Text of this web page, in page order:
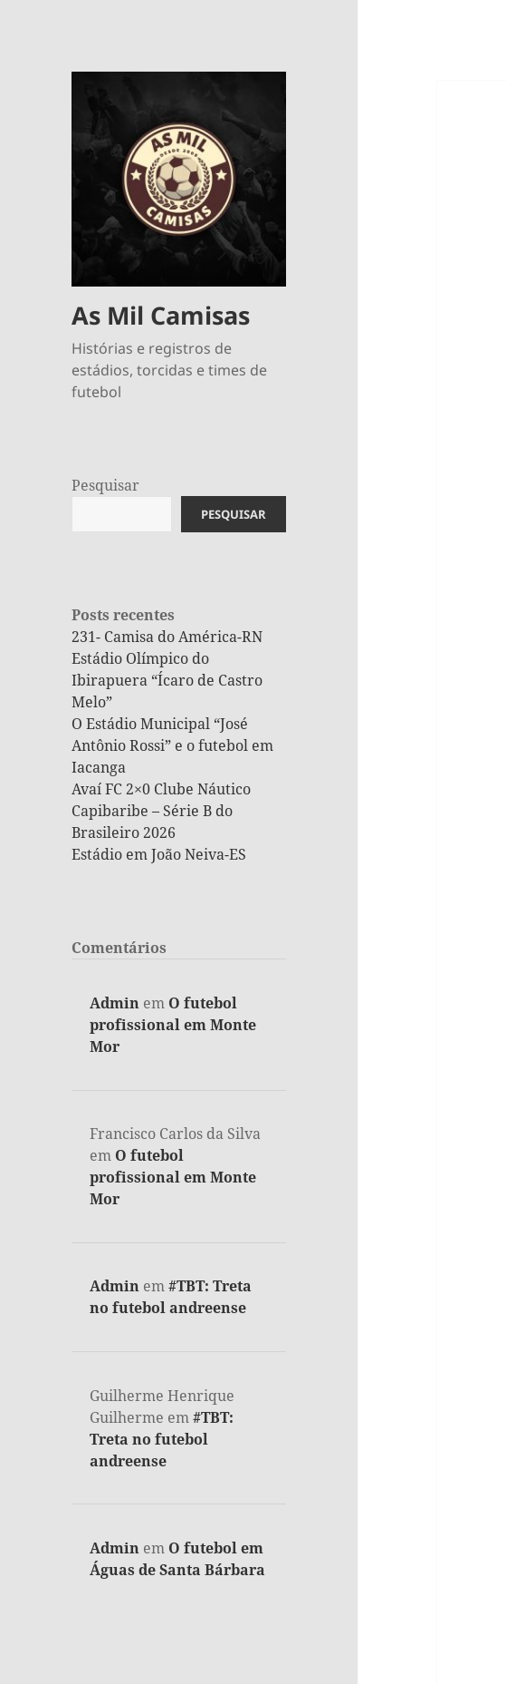
As Mil Camisas
Histórias e registros de
estádios, torcidas e times de
futebol
Pesquisar
PESQUISAR
Posts recentes
231- Camisa do América-RN
Estádio Olímpico do
Ibirapuera “Ícaro de Castro
Melo”
O Estádio Municipal “José
Antônio Rossi” e o futebol em
Iacanga
Avaí FC 2×0 Clube Náutico
Capibaribe – Série B do
Brasileiro 2026
Estádio em João Neiva-ES
Comentários
Admin em O futebol
profissional em Monte
Mor
Francisco Carlos da Silva
em O futebol
profissional em Monte
Mor
Admin em#TBT: Treta
no futebol andreense
Guilherme Henrique
Guilherme em#TBT:
Treta no futebol
andreense
Admin em O futebol em
Águas de Santa Bárbara